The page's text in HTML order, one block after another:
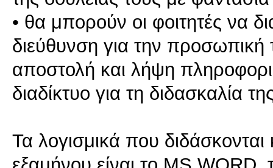
• θα μπορούν οι φοιτητές να
διεύθυνση για την προσωπική
αποστολή και λήψη
διαδίκτυο για τη διδασκαλία
Τα λογισμικά που